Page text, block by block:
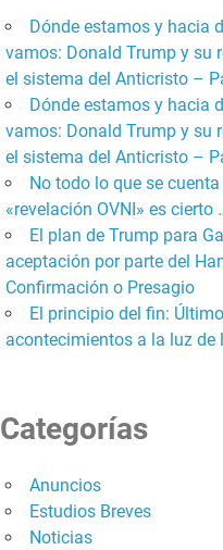
Dónde estamos y hacia
vamos: Donald Trump y su
el sistema del Anticristo –
Dónde estamos y hacia
vamos: Donald Trump y su
el sistema del Anticristo –
No todo lo que se cuenta
«revelación OVNI» es cierto
El plan de Trump para
aceptación por parte del
Confirmación o Presagio
El principio del fin:
acontecimientos a la luz de
Categorías
Anuncios
Estudios Breves
Noticias